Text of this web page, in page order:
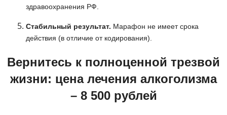
здравоохранения РФ.
Стабильный результат. Марафон не имеет срока
действия (в отличие от кодирования).
Вернитесь к полноценной трезвой
жизни: цена лечения алкоголизма
– 8 500 рублей